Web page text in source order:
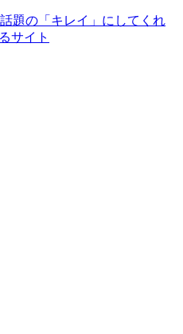
題の「キレイ」にしてくれ
サイト